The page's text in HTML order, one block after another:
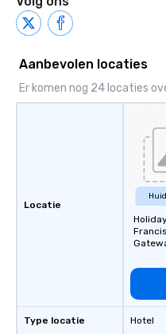
Aanbevolen locaties
Er komen nog 24 locaties
Locatie
Type locatie Hotel